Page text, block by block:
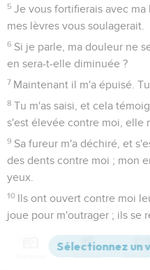
5 Je vous fortifierais avec
mes lèvres vous soulagerait.
6 Si je parle, ma douleur ne
en sera-t-elle diminuée ?
7 Maintenant il m'a épuisé.
8 Tu m'as saisi, et cela
s'est élevée contre moi, elle
9 Sa fureur m'a déchiré, et
des dents contre moi ; mon
yeux.
10 Ils ont ouvert contre moi
joue pour m'outrager ; ils se
Dieu m'a livré à l'impie ; il
Versions